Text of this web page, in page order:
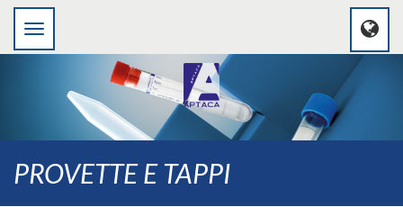
PROVETTE E TAPPI